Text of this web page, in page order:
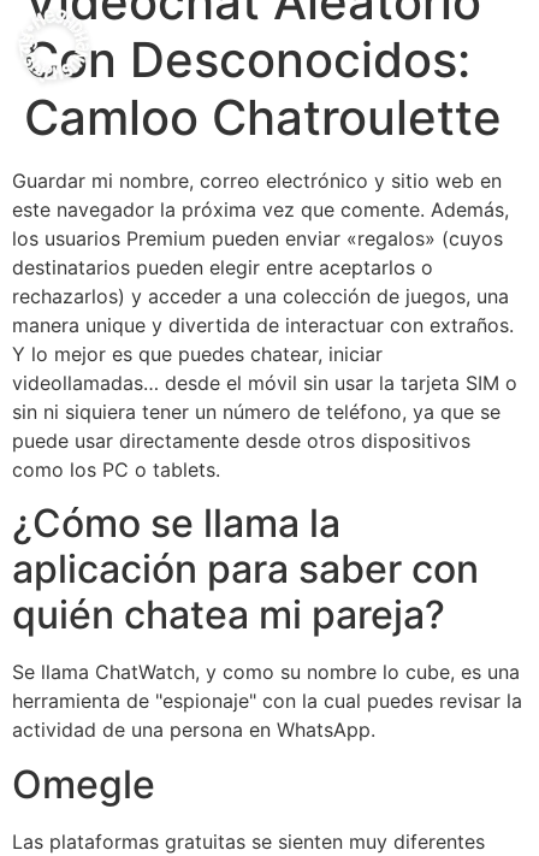
Con Desconocidos:
Camloo Chatroulette
Guardar mi nombre, correo electrónico y sitio web en
este navegador la próxima vez que comente. Además,
los usuarios Premium pueden enviar «regalos» (cuyos
destinatarios pueden elegir entre aceptarlos o
rechazarlos) y acceder a una colección de juegos, una
manera unique y divertida de interactuar con extraños.
Y lo mejor es que puedes chatear, iniciar
videollamadas… desde el móvil sin usar la tarjeta SIM o
sin ni siquiera tener un número de teléfono, ya que se
puede usar directamente desde otros dispositivos
como los PC o tablets.
¿Cómo se llama la
aplicación para saber con
quién chatea mi pareja?
Se llama ChatWatch, y como su nombre lo cube, es una
herramienta de "espionaje" con la cual puedes revisar la
actividad de una persona en WhatsApp.
Omegle
Las plataformas gratuitas se sienten muy diferentes